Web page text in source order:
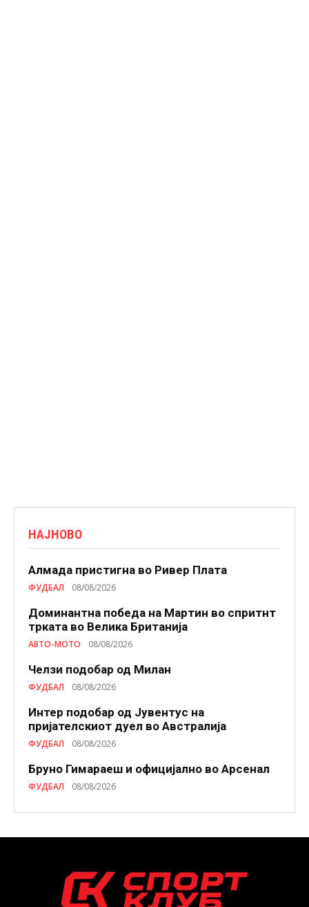
НАЈНОВО
Алмада пристигна во Ривер Плата
ФУДБАЛ 08/08/2026
Доминантна победа на Мартин во спритнт
трката во Велика Британија
АВТО-МОТО 08/08/2026
Челзи подобaр од Милан
ФУДБАЛ 08/08/2026
Интер подобар од Јувентус на
пријателскиот дуел во Австралија
ФУДБАЛ 08/08/2026
Бруно Гимараеш и официјално во Арсенал
ФУДБАЛ 08/08/2026